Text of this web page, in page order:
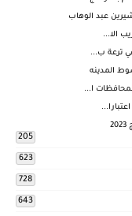
عبد الوهاب
ترعة ب...
المدينه
ا...
205
623
728
643